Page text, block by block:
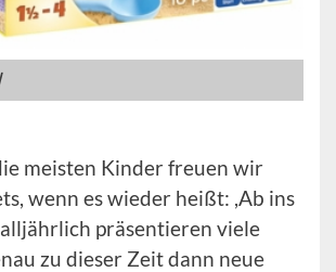
meisten Kinder freuen wir
wenn es wieder heißt: ,Ab ins
präsentieren viele
zu dieser Zeit dann neue